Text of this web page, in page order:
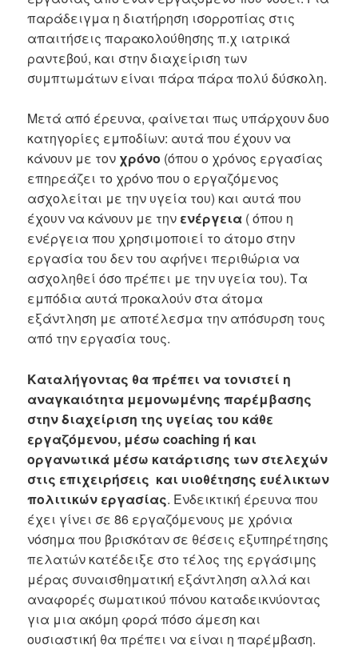
παράδειγμα η διατήρηση ισορροπίας στις
απαιτήσεις παρακολούθησης π.χ ιατρικά
ραντεβού, και στην διαχείριση των
συμπτωμάτων είναι πάρα πάρα πολύ δύσκολη.
Μετά από έρευνα, φαίνεται πως υπάρχουν δυο
κατηγορίες εμποδίων: αυτά που έχουν να
κάνουν με τον χρόνο (όπου ο χρόνος εργασίας
επηρεάζει το χρόνο που ο εργαζόμενος
ασχολείται με την υγεία του) και αυτά που
έχουν να κάνουν με την ενέργεια ( όπου η
ενέργεια που χρησιμοποιεί το άτομο στην
εργασία του δεν του αφήνει περιθώρια να
ασχοληθεί όσο πρέπει με την υγεία του). Τα
εμπόδια αυτά προκαλούν στα άτομα
εξάντληση με αποτέλεσμα την απόσυρση τους
από την εργασία τους.
Καταλήγοντας θα πρέπει να τονιστεί η
αναγκαιότητα μεμονωμένης παρέμβασης
στην διαχείριση της υγείας του κάθε
εργαζόμενου, μέσωcoaching ή και
οργανωτικά μέσω κατάρτισης των στελεχών
στις επιχειρήσεις και υιοθέτησης ευέλικτων
πολιτικών εργασίας. Ενδεικτική έρευνα που
έχει γίνει σε 86 εργαζόμενους με χρόνια
νόσημα που βρισκόταν σε θέσεις εξυπηρέτησης
πελατών κατέδειξε στο τέλος της εργάσιμης
μέρας συναισθηματική εξάντληση αλλά και
αναφορές σωματικού πόνου καταδεικνύοντας
για μια ακόμη φορά πόσο άμεση και
ουσιαστική θα πρέπει να είναι η παρέμβαση.